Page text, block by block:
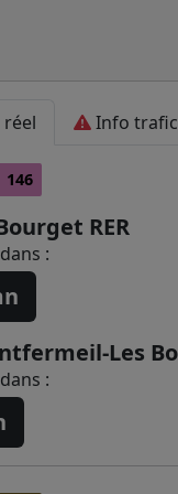
Info trafic
146
RER
:
Les
: